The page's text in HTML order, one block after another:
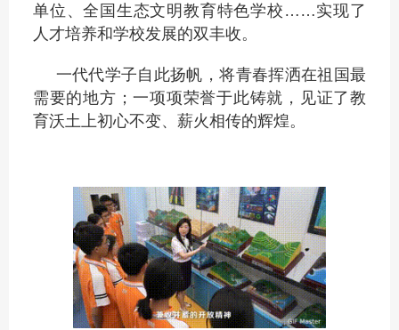
单位、全国生态文明教育特色学校……实现了
人才培养和学校发展的双丰收。
一代代学子自此扬帆，将青春挥洒在祖国最
需要的地方；一项项荣誉于此铸就，见证了教
育沃土上初心不变、薪火相传的辉煌。